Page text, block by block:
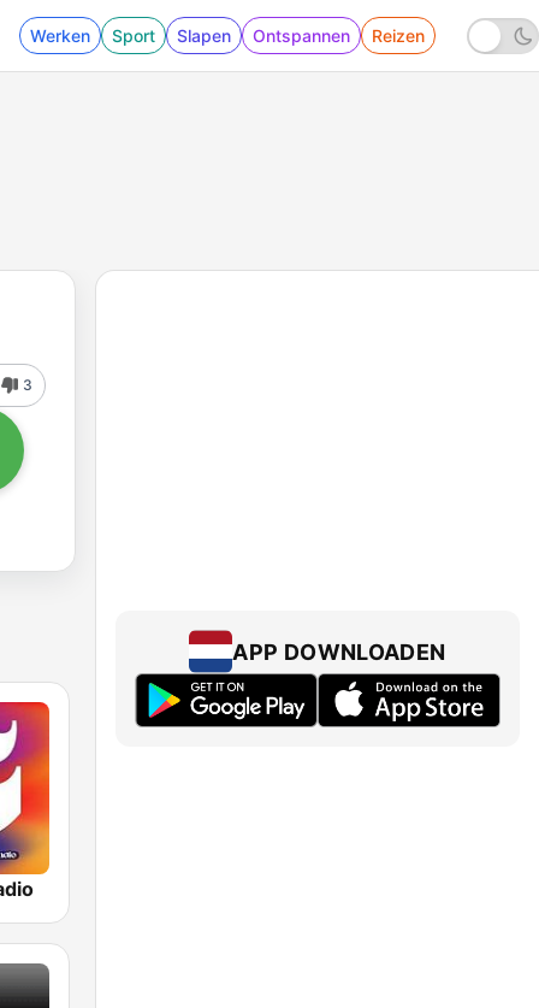
Werken Sport Slapen Ontspannen Reizen
3
APP DOWNLOADEN